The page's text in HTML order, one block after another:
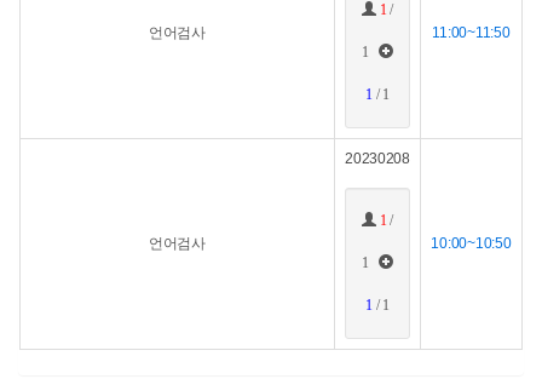
언어검사
1 /
1
1 / 1
11:00~11:50
언어검사
20230208
1 /
1
1 / 1
10:00~10:50